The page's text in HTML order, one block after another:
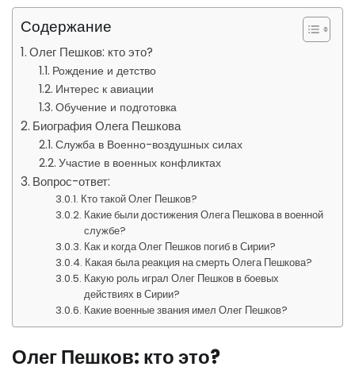
Содержание
Олег Пешков: кто это?
Рождение и детство
Интерес к авиации
Обучение и подготовка
Биография Олега Пешкова
Служба в Военно-воздушных силах
Участие в военных конфликтах
Вопрос-ответ:
Кто такой Олег Пешков?
Какие были достижения Олега Пешкова в военной
службе?
Как и когда Олег Пешков погиб в Сирии?
Какая была реакция на смерть Олега Пешкова?
Какую роль играл Олег Пешков в боевых
действиях в Сирии?
Какие военные звания имел Олег Пешков?
Олег Пешков: кто это?